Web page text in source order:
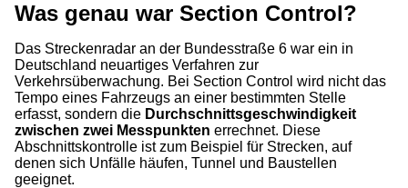
Was genau war Section Control?
Das Streckenradar an der Bundesstraße 6 war ein in
Deutschland neuartiges Verfahren zur
Verkehrsüberwachung. Bei Section Control wird nicht das
Tempo eines Fahrzeugs an einer bestimmten Stelle
erfasst, sondern die Durchschnittsgeschwindigkeit
zwischen zwei Messpunkten errechnet. Diese
Abschnittskontrolle ist zum Beispiel für Strecken, auf
denen sich Unfälle häufen, Tunnel und Baustellen
geeignet.